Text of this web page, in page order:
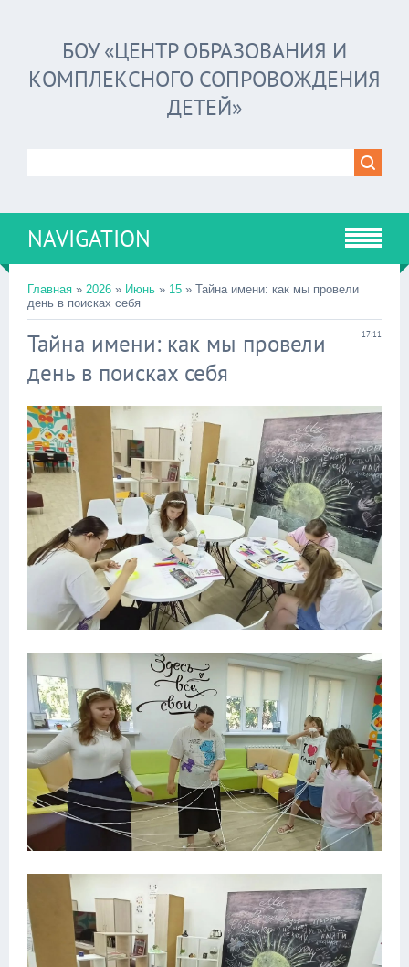
БОУ «ЦЕНТР ОБРАЗОВАНИЯ И
КОМПЛЕКСНОГО СОПРОВОЖДЕНИЯ
ДЕТЕЙ»
NAVIGATION
Главная » 2026 » Июнь » 15 » Тайна имени: как мы провели
день в поисках себя
17:11
Тайна имени: как мы провели
день в поисках себя